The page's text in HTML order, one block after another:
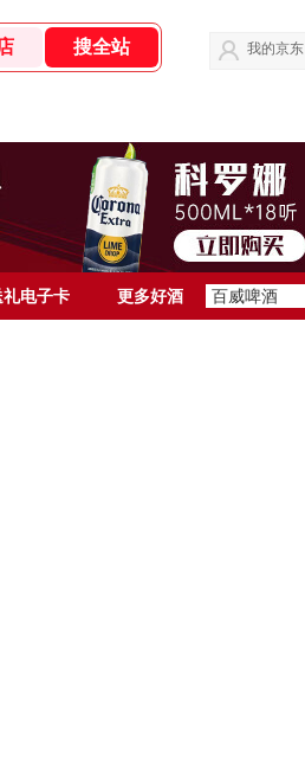
我的京东
礼电子卡 更多好酒